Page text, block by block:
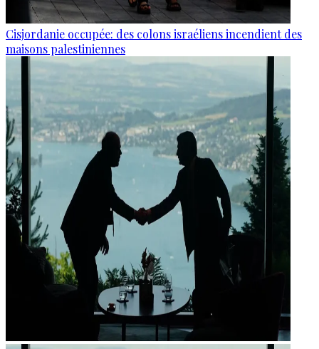
Cisjordanie occupée: des colons israéliens incendient des
maisons palestiniennes